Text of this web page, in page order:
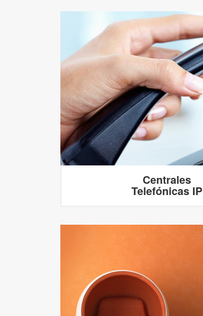
Centrales
Telefónicas IP